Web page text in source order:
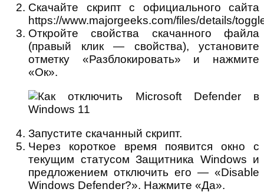
Скачайте скрипт с официального сайта
https://www.majorgeeks.com/files/details/
Откройте свойства скачанного файла
(правый клик — свойства), установите
отметку «Разблокировать» и нажмите
«Ок».
Запустите скачанный скрипт.
Через короткое время появится окно с
текущим статусом Защитника Windows и
предложением отключить его — «Disable
Windows Defender?». Нажмите «Да».